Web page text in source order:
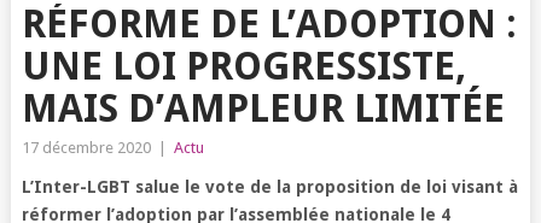
RÉFORME DE L’ADOPTION :
UNE LOI PROGRESSISTE,
MAIS D’AMPLEUR LIMITÉE
17 décembre 2020 Actu
L’Inter-LGBT salue le vote de la proposition de loi visant à
réformer l’adoption par l’assemblée nationale le 4